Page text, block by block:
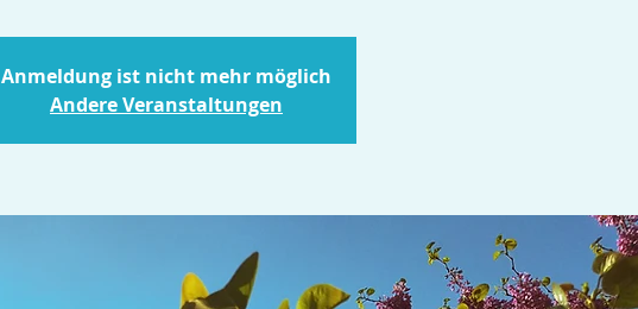
Anmeldung ist nicht mehr möglich
Andere Veranstaltungen